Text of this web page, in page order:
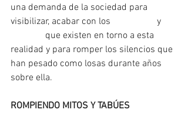
una demanda de la sociedad para
visibilizar, acabar con los
y
que existen en torno a esta
realidad y para romper los silencios que
han pesado como losas durante años
sobre ella.
ROMPIENDO MITOS Y TABÚES